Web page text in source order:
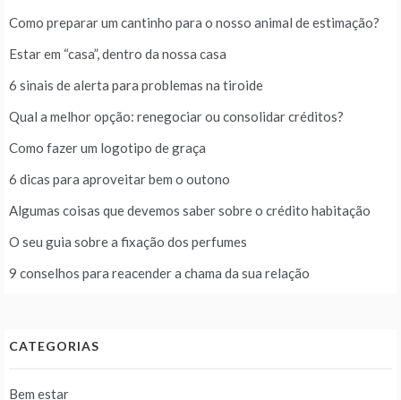
Como preparar um cantinho para o nosso animal de estimação?
Estar em “casa”, dentro da nossa casa
6 sinais de alerta para problemas na tiroide
Qual a melhor opção: renegociar ou consolidar créditos?
Como fazer um logotipo de graça
6 dicas para aproveitar bem o outono
Algumas coisas que devemos saber sobre o crédito habitação
O seu guia sobre a fixação dos perfumes
9 conselhos para reacender a chama da sua relação
CATEGORIAS
Bem estar